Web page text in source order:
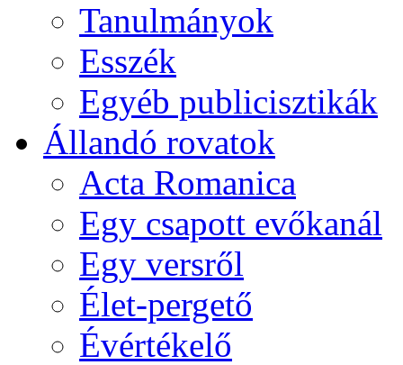
Tanulmányok
Esszék
Egyéb publicisztikák
Állandó rovatok
Acta Romanica
Egy csapott evőkanál
Egy versről
Élet-pergető
Évértékelő